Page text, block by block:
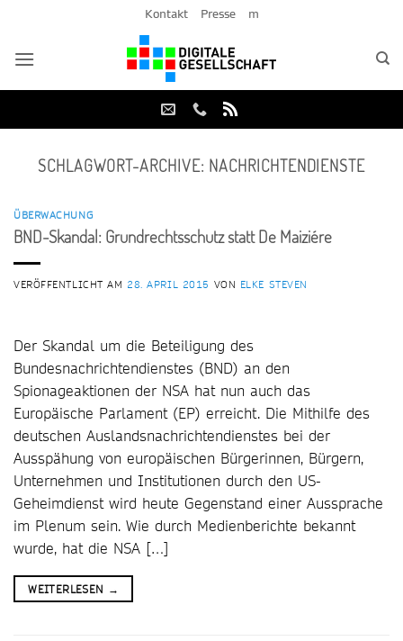
springen
Kontakt Presse m
SCHLAGWORT-ARCHIVE: NACHRICHTENDIENSTE
ÜBERWACHUNG
BND-Skandal: Grundrechtsschutz statt De Maiziére
VERÖFFENTLICHT AM 28. APRIL 2015 VON ELKE STEVEN
Der Skandal um die Beteiligung des
Bundesnachrichtendienstes (BND) an den
Spionageaktionen der NSA hat nun auch das
Europäische Parlament (EP) erreicht. Die Mithilfe des
deutschen Auslandsnachrichtendienstes bei der
Ausspähung von europäischen Bürgerinnen, Bürgern,
Unternehmen und Institutionen durch den US-
Geheimdienst wird heute Gegenstand einer Aussprache
im Plenum sein. Wie durch Medienberichte bekannt
wurde, hat die NSA […]
WEITERLESEN →